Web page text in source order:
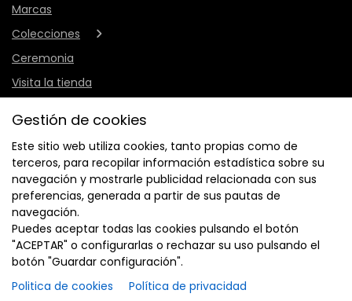
Gestión de cookies
Este sitio web utiliza cookies, tanto propias como de
terceros, para recopilar información estadística sobre su
navegación y mostrarle publicidad relacionada con sus
preferencias, generada a partir de sus pautas de
navegación.
Puedes aceptar todas las cookies pulsando el botón
"ACEPTAR" o configurarlas o rechazar su uso pulsando el
botón "Guardar configuración".
Politica de cookies
Política de privacidad
Marcas
Colecciones
Ceremonia
Visita la tienda
Financiado por la Unión Europea - NextGenerationEU. Sin embargo, los
puntos de vista y las opiniones expresadas son únicamente los del autor